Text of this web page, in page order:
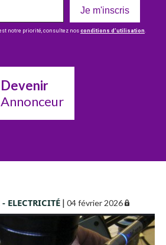
Je m'inscris
notre priorité, consultez nos conditions d’utilisation
Devenir
Annonceur
ELECTRICITÉ |04 février 2026